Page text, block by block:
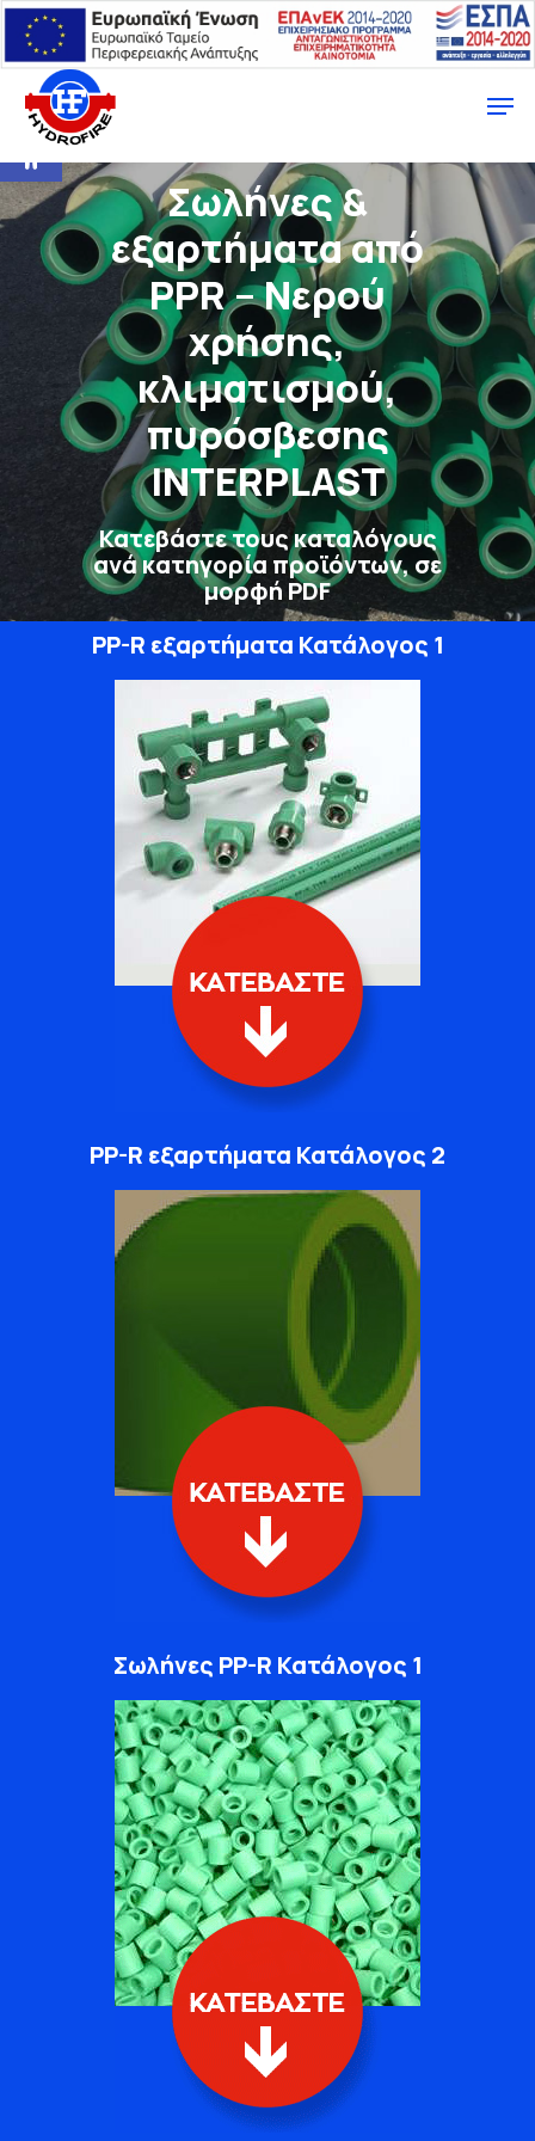
Ανοίξτε τη γραμμή εργαλείων
Σωλήνες &
εξαρτήματα από
PPR – Nερού
χρήσης,
κλιματισμού,
πυρόσβεσης
INTERPLAST
Κατεβάστε τους καταλόγους
ανά κατηγορία προϊόντων, σε
μορφή PDF
PP-R εξαρτήματα Κατάλογος 1
PP-R εξαρτήματα Κατάλογος 2
Σωλήνες PP-R Κατάλογος 1